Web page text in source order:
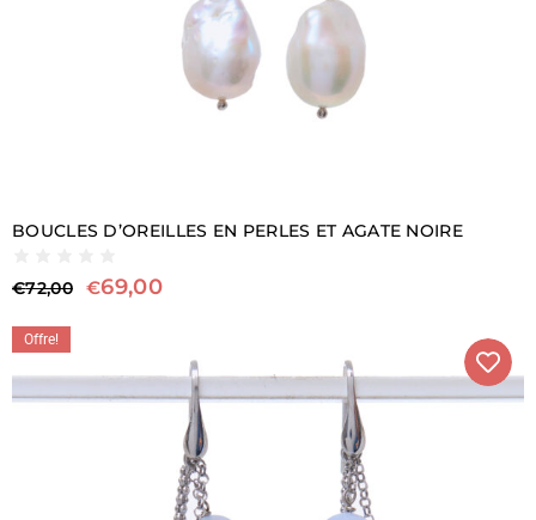
BOUCLES D’OREILLES EN PERLES ET AGATE NOIRE
€72,00 €69,00
Offre!